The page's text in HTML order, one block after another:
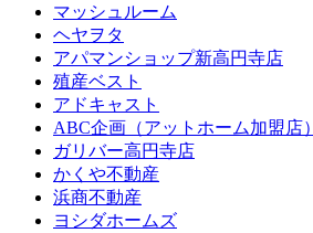
マッシュルーム
ヘヤヲタ
アパマンショップ新高円寺店
殖産ベスト
アドキャスト
ABC企画（アットホーム加盟店）
ガリバー高円寺店
かくや不動産
浜商不動産
ヨシダホームズ